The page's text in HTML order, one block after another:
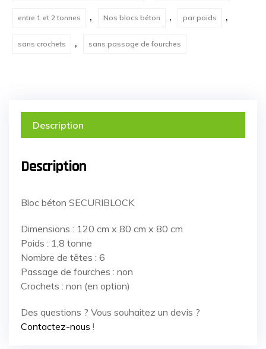
entre 1 et 2 tonnes , Nos blocs béton , par poids ,
sans crochets , sans passage de fourches
Description
Description
Bloc béton SECURIBLOCK
Dimensions : 120 cm x 80 cm x 80 cm
Poids : 1,8 tonne
Nombre de têtes : 6
Passage de fourches : non
Crochets : non (en option)
Des questions ? Vous souhaitez un devis ?
Contactez-nous !